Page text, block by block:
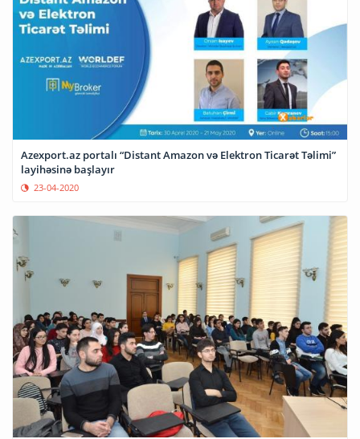
Azexport.az portalı “Distant Amazon və Elektron Ticarət Təlimi”
layihəsinə başlayır
23-04-2020